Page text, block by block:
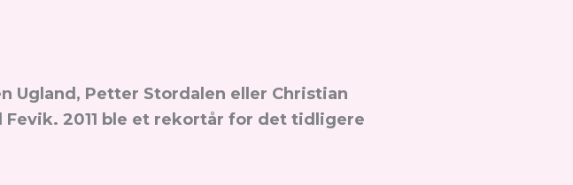
Ugland, Petter Stordalen eller Christian
2011 ble et rekortår for det tidligere